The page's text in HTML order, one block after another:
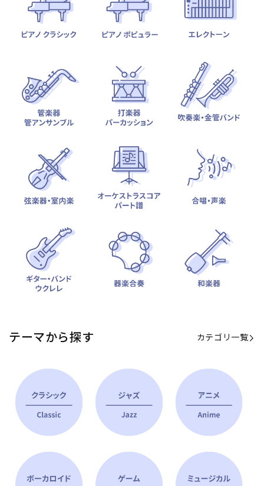
テーマから探す カテゴリ一覧